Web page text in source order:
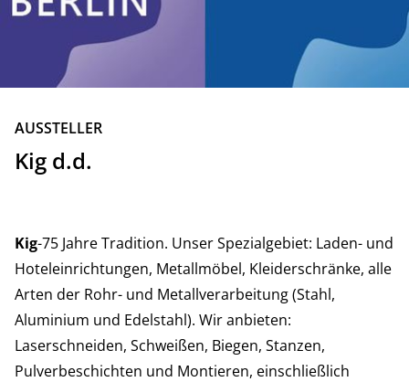
ZURÜCK
AUSSTELLER
Kig d.d.
Kig-75 Jahre Tradition. Unser Spezialgebiet: Laden- und
Hoteleinrichtungen, Metallmöbel, Kleiderschränke, alle
Arten der Rohr- und Metallverarbeitung (Stahl,
Aluminium und Edelstahl). Wir anbieten:
Laserschneiden, Schweißen, Biegen, Stanzen,
Pulverbeschichten und Montieren, einschließlich